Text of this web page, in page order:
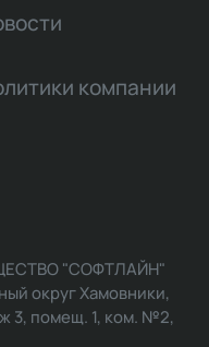
компании
"СОФТЛАЙН"
округ Хамовники,
3, помещ. 1, ком. №2,